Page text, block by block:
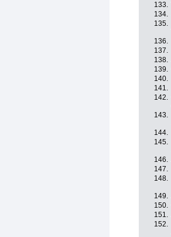
133.
134.
135.
136.
137.
138.
139.
140.
141.
142.
143.
144.
145.
146.
147.
148.
149.
150.
151.
152.